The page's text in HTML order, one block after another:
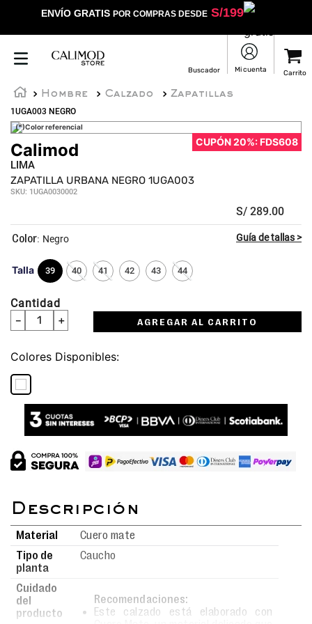
ENVÍO GRATIS POR COMPRAS DESDES/199
Hombre Calzado
Zapatillas
1UGA003 NEGRO
(*)Color referencial
CUPÓN 20%: FDS608
Calimod
LIMA
ZAPATILLA URBANA NEGRO 1UGA003
SKU: 1UGA0030002
S/ 289.00
Talla 39 40 41 42 43 44
: Negro
Cantidad
＋
－ AGREGAR AL CARRITO
Colores
Material
Cuero mate
Tipo de
planta
Caucho
Cuidado
del
producto
Recomendaciones:
Este calzado está elaborado con